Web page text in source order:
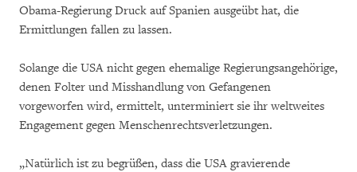
Obama-Regierung Druck auf Spanien ausgeübt hat, die
Ermittlungen fallen zu lassen.
Solange die USA nicht gegen ehemalige Regierungsangehörige,
denen Folter und Misshandlung von Gefangenen
vorgeworfen wird, ermittelt, unterminiert sie ihr weltweites
Engagement gegen Menschenrechtsverletzungen.
„Natürlich ist zu begrüßen, dass die USA gravierende